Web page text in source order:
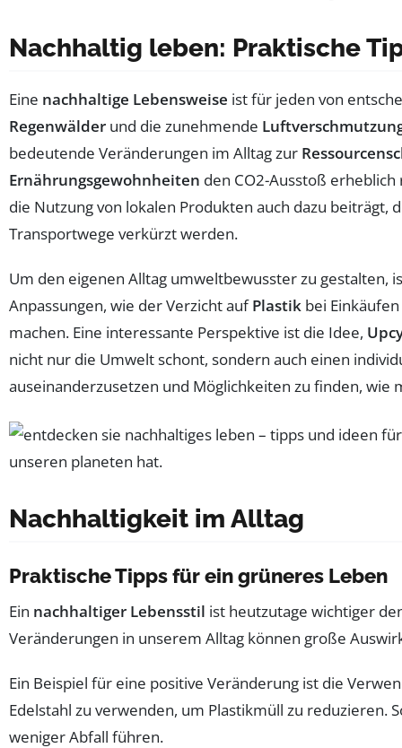
Nachhaltig leben: Praktische
Eine nachhaltige Lebensweise ist für jeden von
Regenwälder und die zunehmende
bedeutende Veränderungen im Alltag zur
Ernährungsgewohnheiten den CO2-Ausstoß
die Nutzung von lokalen Produkten auch dazu beiträgt,
Transportwege verkürzt werden.
Um den eigenen Alltag umweltbewusster zu gestalten,
Anpassungen, wie der Verzicht aufPlastik bei
machen. Eine interessante Perspektive ist die Idee,
nicht nur die Umwelt schont, sondern auch einen
auseinanderzusetzen und Möglichkeiten zu finden,
Nachhaltigkeit im Alltag
Praktische Tipps für ein grüneres Leben
Ein nachhaltiger Lebensstil ist heutzutage wichtiger
Veränderungen in unserem Alltag können große
Ein Beispiel für eine positive Veränderung ist die
Edelstahl zu verwenden, um Plastikmüll zu reduzieren.
weniger Abfall führen.